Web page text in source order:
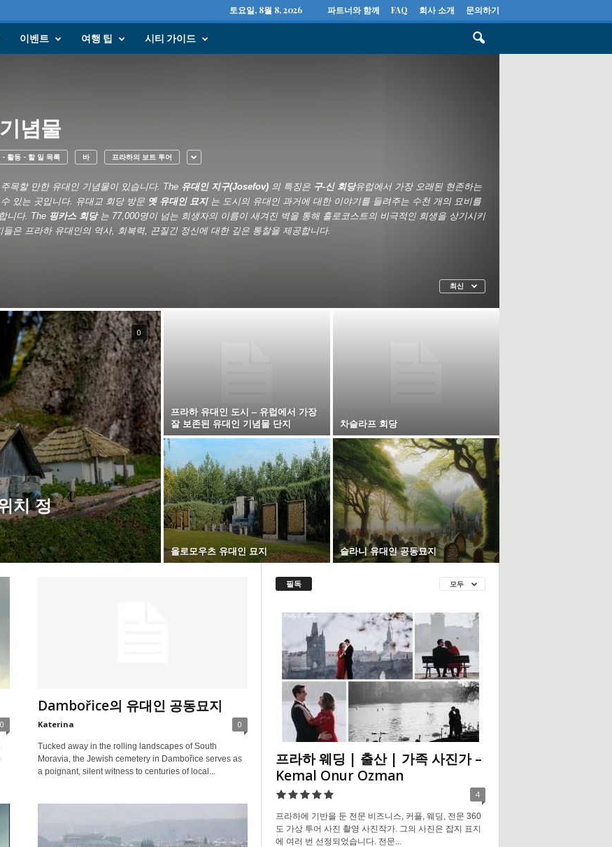
토요일, 8월 8, 2026 파트너와 함께 FAQ 회사 소개 문의하기
이벤트 여행 팁 시티 가이드
념물
- 활동 - 할 일 목록 바 프라하의 보트 투어
목할 만한 유대인 기념물이 있습니다. The 유대인 지구(Josefov)의 특징은 구-신 회당유럽에서 가장 오래된 현존하는
있는 곳입니다. 유대교 회당 방문 옛 유대인 묘지는 도시의 유대인 과거에 대한 이야기를 들려주는 수천 개의 묘비를
니다. The 핑카스 회당는 77,000명이 넘는 희생자의 이름이 새겨진 벽을 통해 홀로코스트의 비극적인 희생을 상기시키
은 프라하 유대인의 역사, 회복력, 끈질긴 정신에 대한 깊은 통찰을 제공합니다.
최신
치 정
0
프라하 유대인 도시 – 유럽에서 가장
잘 보존된 유대인 기념물 단지
차슬라프 회당
올로모우츠 유대인 묘지 슬라니 유대인 공동묘지
0
Dambořice의 유대인 공동묘지
Katerina 0
Tucked away in the rolling landscapes of South
Moravia, the Jewish cemetery in Dambořice serves as
a poignant, silent witness to centuries of local...
필독 모두
프라하 웨딩 | 출산 | 가족 사진가 –
Kemal Onur Ozman
4
프라하에 기반을 둔 전문 비즈니스, 커플, 웨딩, 전문 360
도 가상 투어 사진 촬영 사진작가. 그의 사진은 잡지 표지
에 여러 번 선정되었습니다. 전문...